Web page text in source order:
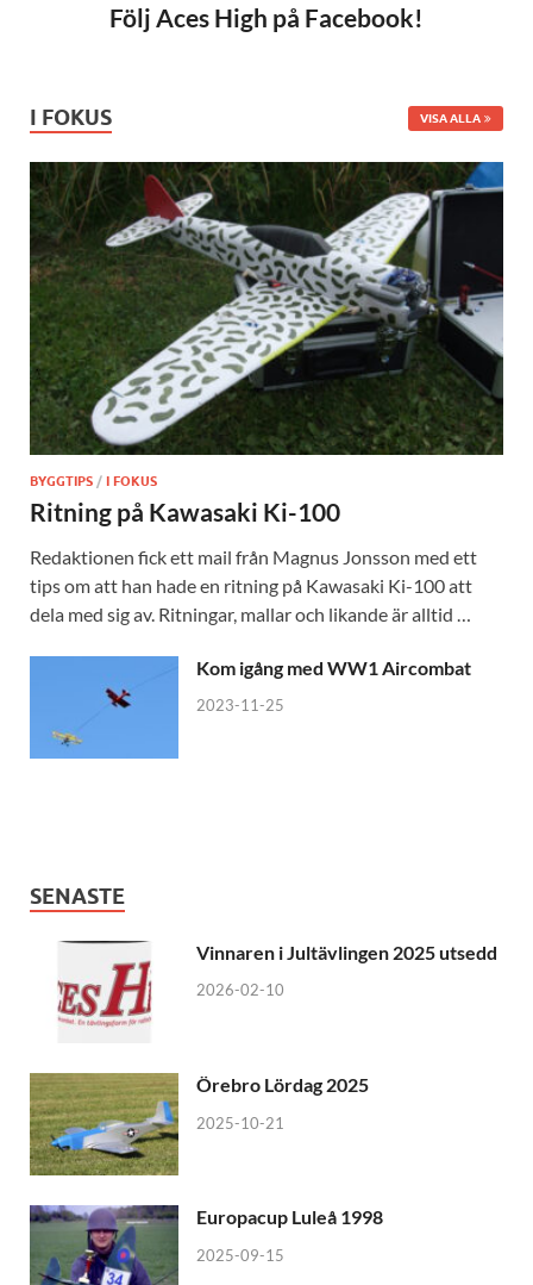
Följ Aces High på Facebook!
I FOKUS VISA ALLA
BYGGTIPS / I FOKUS
Ritning på Kawasaki Ki-100
Redaktionen fick ett mail från Magnus Jonsson med ett
tips om att han hade en ritning på Kawasaki Ki-100 att
dela med sig av. Ritningar, mallar och likande är alltid …
Kom igång med WW1 Aircombat
2023-11-25
SENASTE
Vinnaren i Jultävlingen 2025 utsedd
2026-02-10
Örebro Lördag 2025
2025-10-21
Europacup Luleå 1998
2025-09-15